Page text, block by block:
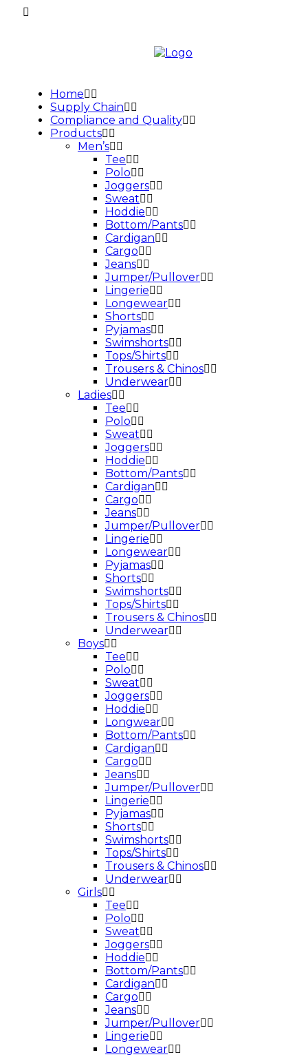
Home
Supply Chain
Compliance and Quality
Products
Men’s
Tee
Polo
Joggers
Sweat
Hoddie
Bottom/Pants
Cardigan
Cargo
Jeans
Jumper/Pullover
Lingerie
Longewear
Shorts
Pyjamas
Swimshorts
Tops/Shirts
Trousers & Chinos
Underwear
Ladies
Tee
Polo
Sweat
Joggers
Hoddie
Bottom/Pants
Cardigan
Cargo
Jeans
Jumper/Pullover
Lingerie
Longewear
Pyjamas
Shorts
Swimshorts
Tops/Shirts
Trousers & Chinos
Underwear
Boys
Tee
Polo
Sweat
Joggers
Hoddie
Longwear
Bottom/Pants
Cardigan
Cargo
Jeans
Jumper/Pullover
Lingerie
Pyjamas
Shorts
Swimshorts
Tops/Shirts
Trousers & Chinos
Underwear
Girls
Tee
Polo
Sweat
Joggers
Hoddie
Bottom/Pants
Cardigan
Cargo
Jeans
Jumper/Pullover
Lingerie
Longewear